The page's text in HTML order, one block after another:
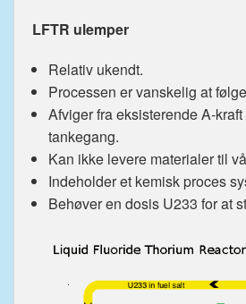
LFTR ulemper
Relativ ukendt.
Processen er vanskelig at
Afviger fra eksisterende A-
tankegang.
Kan ikke levere materialer til
Indeholder et kemisk proces
Behøver en dosis U233 for at